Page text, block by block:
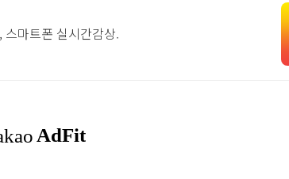
마트폰 실시간감상.